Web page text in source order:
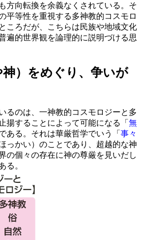
方向転換を余義なくされている。そ
平等性を重視する多神教的コスモロ
ころだが、こちらは民族や地域文化
遍的世界観を論理的に説明づける思
神）をめぐり、争いが
るのは、一神教的コスモロジーと多
揚することによって可能になる「 無
ある。それは華厳哲学でいう「 事々
っかい）のことであり、超越的な神
の個々の存在に神の尊厳を見いだし
る。